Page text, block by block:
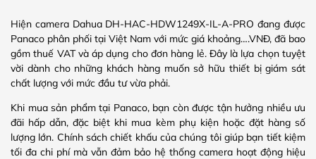
Hiện camera Dahua DH-HAC-HDW1249X-IL-A-PRO đang được
Panaco phân phối tại Việt Nam với mức giá khoảng….VNĐ, đã bao
gồm thuế VAT và áp dụng cho đơn hàng lẻ. Đây là lựa chọn tuyệt
vời dành cho những khách hàng muốn sở hữu thiết bị giám sát
chất lượng với mức đầu tư vừa phải.
Khi mua sản phẩm tại Panaco, bạn còn được tận hưởng nhiều ưu
đãi hấp dẫn, đặc biệt khi mua kèm phụ kiện hoặc đặt hàng số
lượng lớn. Chính sách chiết khấu của chúng tôi giúp bạn tiết kiệm
tối đa chi phí mà vẫn đảm bảo hệ thống camera hoạt động hiệu